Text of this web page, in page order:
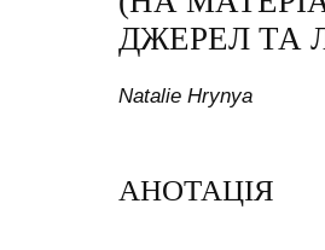
ДЖЕРЕЛ ТА
Natalie Hrynya
АНОТАЦІЯ